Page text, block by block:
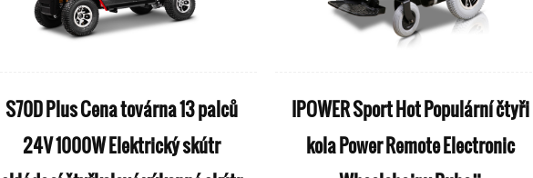
S70D Plus Cena továrna 13 palců
24V 1000W Elektrický skútr
IPOWER Sport Hot Populární čtyři
kola Power Remote Electronic